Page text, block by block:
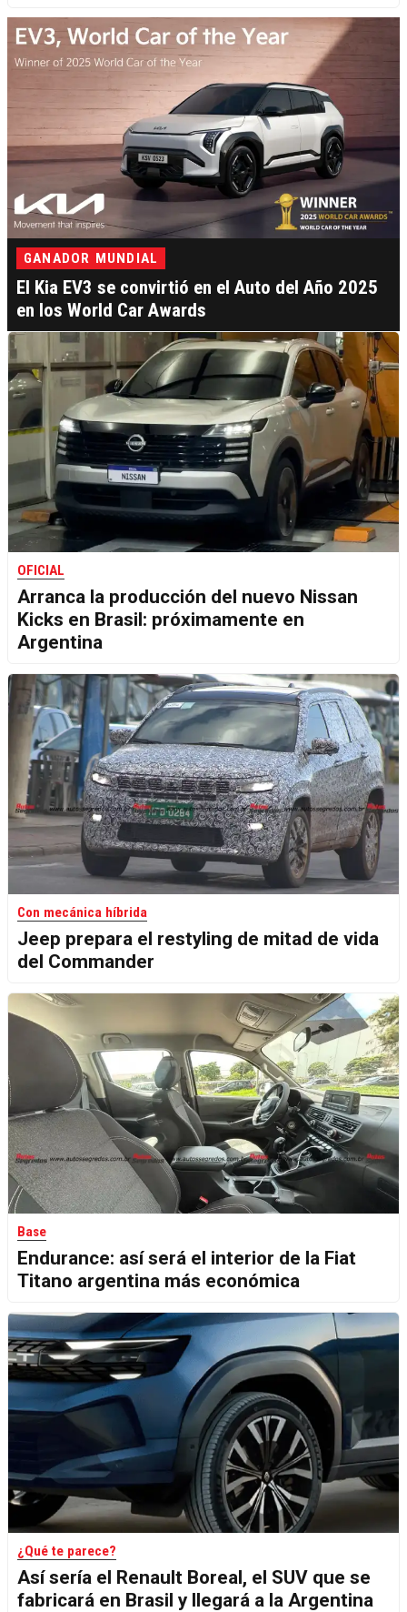
GANADOR MUNDIAL
El Kia EV3 se convirtió en el Auto del Año 2025
en los World Car Awards
OFICIAL
Arranca la producción del nuevo Nissan
Kicks en Brasil: próximamente en
Argentina
Con mecánica híbrida
Jeep prepara el restyling de mitad de vida
del Commander
Base
Endurance: así será el interior de la Fiat
Titano argentina más económica
¿Qué te parece?
Así sería el Renault Boreal, el SUV que se
fabricará en Brasil y llegará a la Argentina